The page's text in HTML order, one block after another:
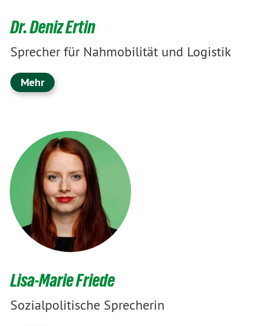
Dr. Deniz Ertin
Sprecher für Nahmobilität und Logistik
Mehr
Lisa-Marie Friede
Sozialpolitische Sprecherin